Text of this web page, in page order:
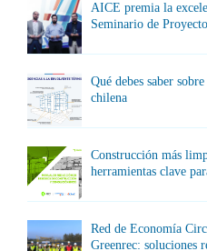
AICE premia la
Seminario de
Qué debes saber
chilena
Construcción más
herramientas clave
Red de Economía
Greenrec: soluciones